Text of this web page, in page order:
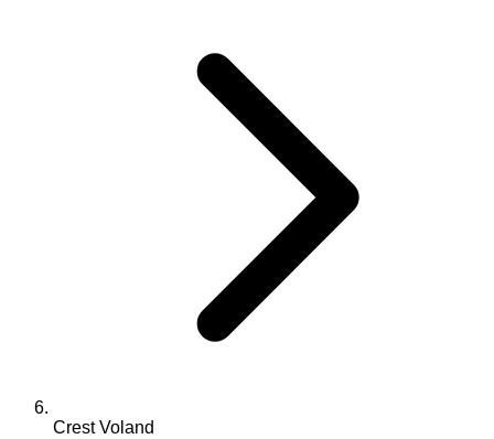
Crest Voland